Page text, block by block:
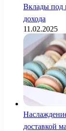
Вклады под
дохода
11.02.2025
доставкой